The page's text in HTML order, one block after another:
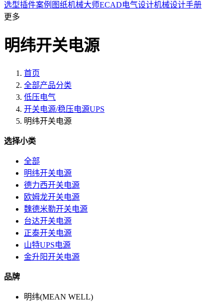
选型插件案例图纸机械大师ECAD电气设计机械设计手册
更多
明纬开关电源
首页
全部产品分类
低压电气
开关电源/稳压电源UPS
明纬开关电源
选择小类
全部
明纬开关电源
德力西开关电源
欧姆龙开关电源
魏德米勒开关电源
台达开关电源
正泰开关电源
山特UPS电源
金升阳开关电源
品牌
明纬(MEAN WELL)